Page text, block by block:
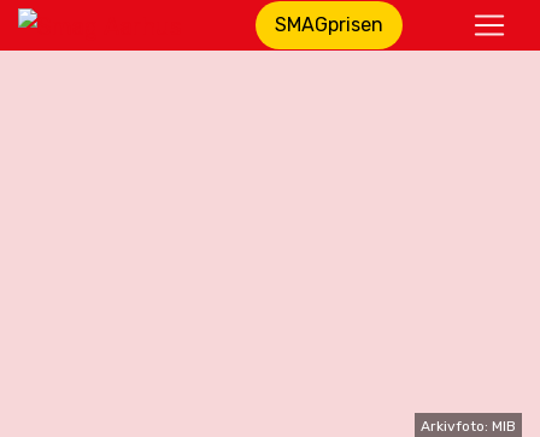
SMAGprisen
Arkivfoto: MIB